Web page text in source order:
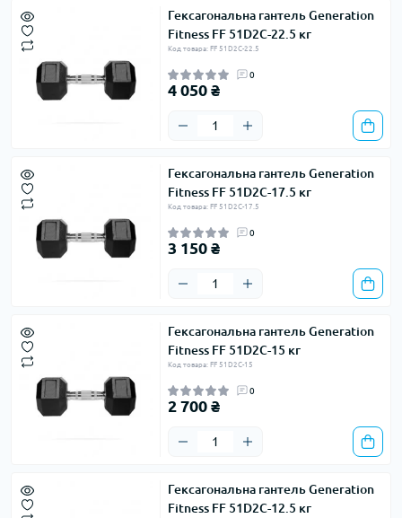
Гексагональна гантель Generation
Fitness FF 51D2C-22.5 кг
Код товара: FF 51D2C-22.5
0
4 050 ₴
Гексагональна гантель Generation
Fitness FF 51D2C-17.5 кг
Код товара: FF 51D2C-17.5
0
3 150 ₴
Гексагональна гантель Generation
Fitness FF 51D2C-15 кг
Код товара: FF 51D2C-15
0
2 700 ₴
Гексагональна гантель Generation
Fitness FF 51D2C-12.5 кг